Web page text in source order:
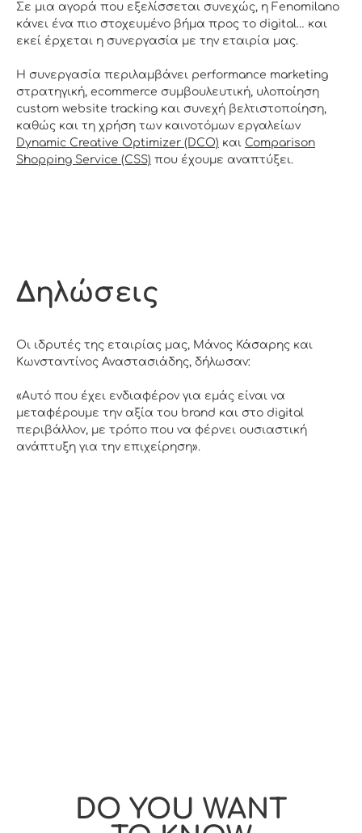
Σε μια αγορά που εξελίσσεται συνεχώς, η Fenomilano
κάνει ένα πιο στοχευμένο βήμα προς το digital… και
εκεί έρχεται η συνεργασία με την εταιρία μας.
Η συνεργασία περιλαμβάνει performance marketing
στρατηγική, ecommerce συμβουλευτική, υλοποίηση
custom website tracking και συνεχή βελτιστοποίηση,
καθώς και τη χρήση των καινοτόμων εργαλείων
Dynamic Creative Optimizer (DCO) και Comparison
Shopping Service (CSS) που έχουμε αναπτύξει.
Δηλώσεις
Οι ιδρυτές της εταιρίας μας, Μάνος Κάσαρης και
Κωνσταντίνος Αναστασιάδης, δήλωσαν:
«Αυτό που έχει ενδιαφέρον για εμάς είναι να
μεταφέρουμε την αξία του brand και στο digital
περιβάλλον, με τρόπο που να φέρνει ουσιαστική
ανάπτυξη για την επιχείρηση».
DO YOU WANT